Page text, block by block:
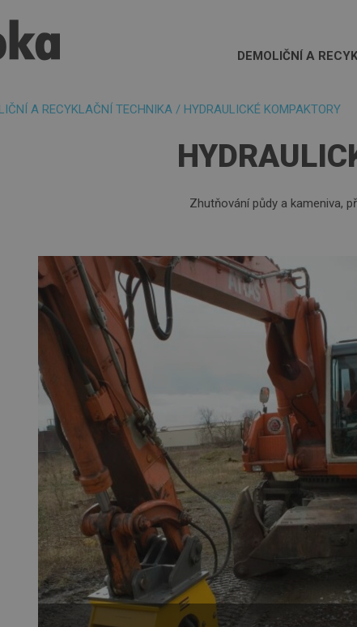
DEMOLIČNÍ A
A RECYKLAČNÍ TECHNIKA / HYDRAULICKÉ KOMPAKTORY
Zhutňování půdy a kameniva,